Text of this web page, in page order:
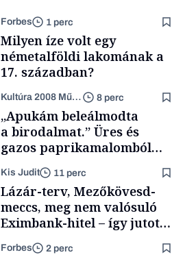
Forbes 1 perc
Milyen íze volt egy
németalföldi lakomának a
17. században?
Kultúra 2008 Művészeti Nonprofit Kft. 8 perc
„Apukám beleálmodta
a birodalmat.” Üres és
gazos paprikamalomból
lett az igazi családi
fűszersztori
Kis Judit 11 perc
Lázár-terv, Mezőkövesd-
meccs, meg nem valósuló
Eximbank-hitel – így jutott
el a bezárásig a 70 éves
téglagyár
Forbes 2 perc